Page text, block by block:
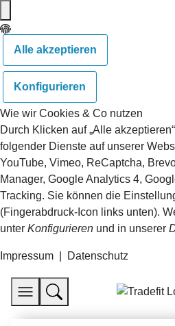
Alle akzeptieren
Konfigurieren
Wie wir Cookies & Co nutzen
Durch Klicken auf „Alle
folgender Dienste auf unserer
YouTube, Vimeo, ReCaptcha,
Manager, Google Analytics 4,
Tracking. Sie können die
(Fingerabdruck-Icon links unten).
unter Konfigurieren und in unserer
Impressum Datenschutz